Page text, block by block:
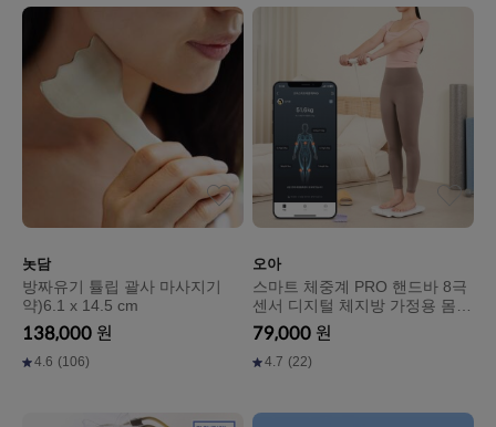
놋담
방짜유기 튤립 괄사 마사지기
약)6.1 x 14.5 cm
138,000 원
4.6 (106)
오아
스마트 체중계 PRO 핸드바 8극
센서 디지털 체지방 가정용 몸무
게 측정기
79,000 원
4.7 (22)